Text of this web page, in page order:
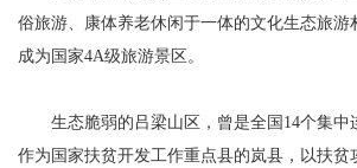
俗旅游、康体养老休闲于一体的文化生态旅游
成为国家4A级旅游景区。
生态脆弱的吕梁山区，曾是全国14个集中
作为国家扶贫开发工作重点县的岚县，以扶贫